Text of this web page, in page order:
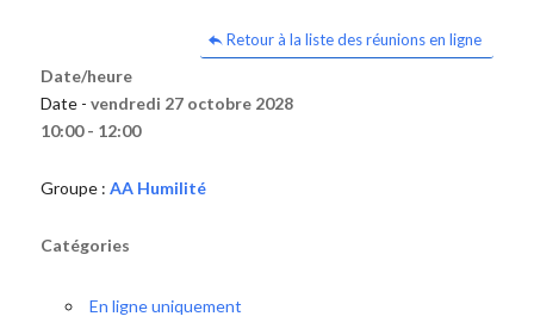
Retour à la liste des réunions en ligne
Date/heure
Date - vendredi 27 octobre 2028
10:00 - 12:00
Groupe : AA Humilité
Catégories
En ligne uniquement